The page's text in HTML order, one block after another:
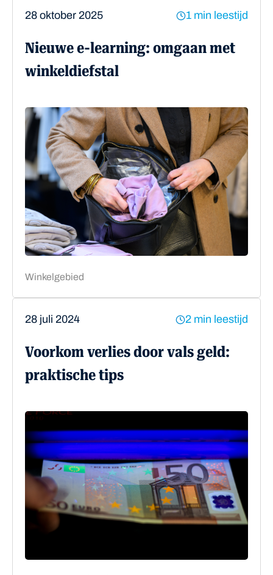
28 oktober 2025 1 min leestijd
Nieuwe e-learning: omgaan met
winkeldiefstal
Winkelgebied
28 juli 2024 2 min leestijd
Voorkom verlies door vals geld:
praktische tips